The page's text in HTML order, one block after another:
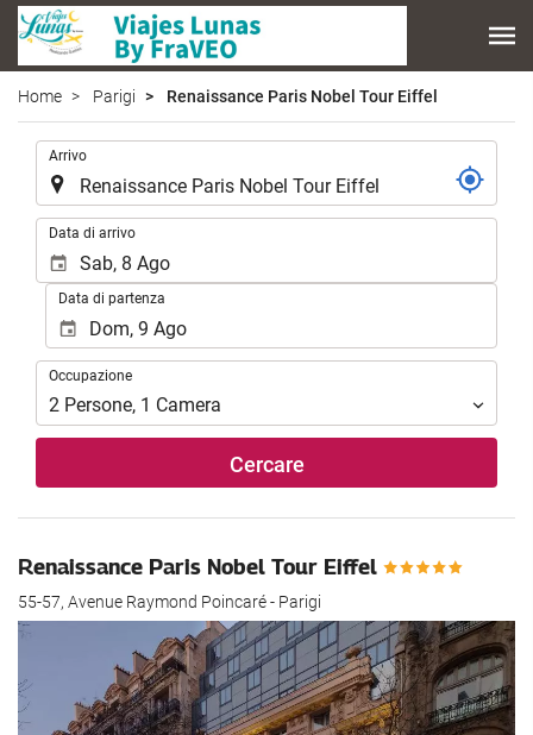
Home Parigi Renaissance Paris Nobel Tour Eiffel
Arrivo
Data di arrivo
Data di partenza
Occupazione
Occupazione
2 Persone, 1 Camera
Cercare
Renaissance Paris Nobel Tour Eiffel
55-57, Avenue Raymond Poincaré - Parigi